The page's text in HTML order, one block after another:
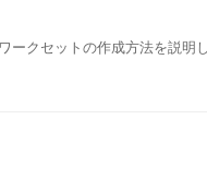
null, null);
string
gives you taskId
NullPointerException).
す。例では統合ワークリス
ーカルデータベースに保存さ
単位でUWLキャッシュがバッ
新
新がリクエストされます 画面
クセットの作成方法を説明し